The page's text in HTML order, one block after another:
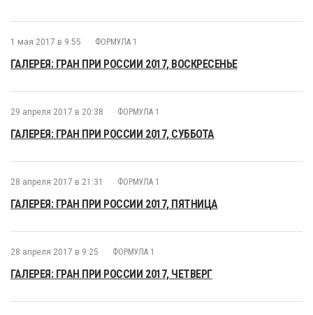
1 мая 2017 в 9:55 ФОРМУЛА 1
ГАЛЕРЕЯ: ГРАН ПРИ РОССИИ 2017, ВОСКРЕСЕНЬЕ
29 апреля 2017 в 20:38 ФОРМУЛА 1
ГАЛЕРЕЯ: ГРАН ПРИ РОССИИ 2017, СУББОТА
28 апреля 2017 в 21:31 ФОРМУЛА 1
ГАЛЕРЕЯ: ГРАН ПРИ РОССИИ 2017, ПЯТНИЦА
28 апреля 2017 в 9:25 ФОРМУЛА 1
ГАЛЕРЕЯ: ГРАН ПРИ РОССИИ 2017, ЧЕТВЕРГ